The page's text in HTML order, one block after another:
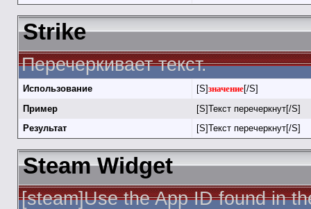
Strike
Перечеркивает текст.
Использование [S]значение[/S]
Пример
[S]Текст перечеркнут[/S]
Результат
[S]Текст перечеркнут[/S]
Steam Widget
[steam]Use the App ID found in